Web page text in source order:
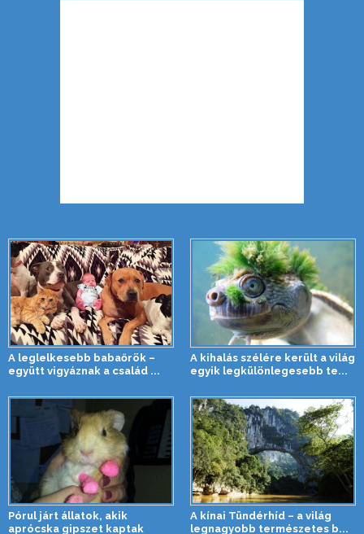
A leglelkesebb babaőrök –
együtt vigyáznak a család ...
A kihalás szélére került a világ
egyik legkülönlegesebb te...
Pórul járt állatok, akik
aprócska gipszet kaptak
A kínai Tündérhíd – a világ
legnagyobb természetes b...